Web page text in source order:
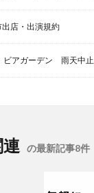
店・出演規約
ビアガーデン 雨天中止
の最新記事8件